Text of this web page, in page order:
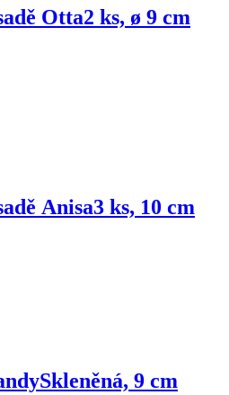
Otta2 ks, ø 9 cm
Anisa3 ks, 10 cm
Skleněná, 9 cm